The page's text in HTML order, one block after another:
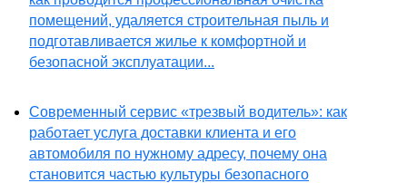
помещений, удаляется строительная пыль и
подготавливается жилье к комфортной и
безопасной эксплуатации...
Современный сервис «трезвый водитель»: как
работает услуга доставки клиента и его
автомобиля по нужному адресу, почему она
становится частью культуры безопасного